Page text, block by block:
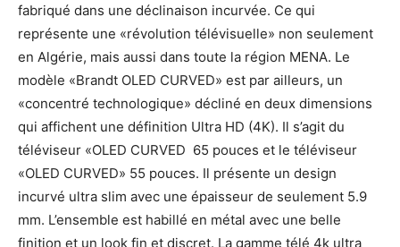
fabriqué dans une déclinaison incurvée. Ce qui
représente une «révolution télévisuelle» non seulement
en Algérie, mais aussi dans toute la région MENA. Le
modèle «Brandt OLED CURVED» est par ailleurs, un
«concentré technologique» décliné en deux dimensions
qui affichent une définition Ultra HD (4K). Il s’agit du
téléviseur «OLED CURVED 65 pouces et le téléviseur
«OLED CURVED» 55 pouces. Il présente un design
incurvé ultra slim avec une épaisseur de seulement 5.9
mm. L’ensemble est habillé en métal avec une belle
finition et un look fin et discret. La gamme télé 4k ultra